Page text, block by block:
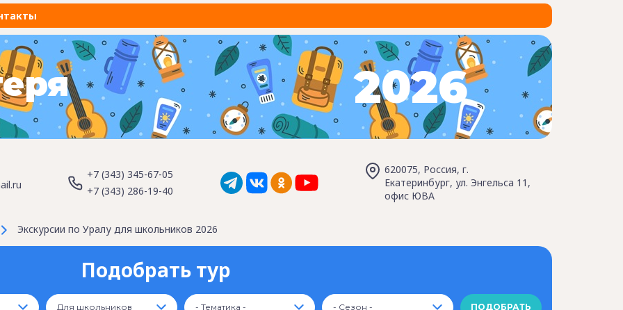
2026
+7 (343) 345-67-05
+7 (343) 286-19-40
620075, Россия, г.
Екатеринбург, ул. Энгельса 11,
офис ЮВА
Экскурсии по Уралу для школьников 2026
Подобрать тур
Для школьников - Тематика - - Сезон -